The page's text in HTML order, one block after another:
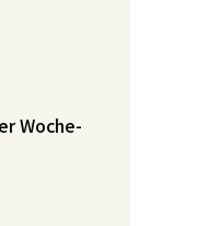
Woche-